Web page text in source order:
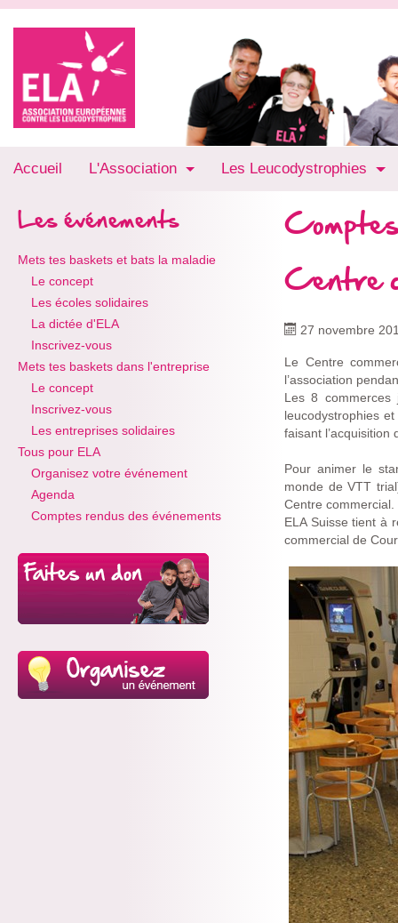
Accueil L'Association Les Leucodystrophies
Les événements
Mets tes baskets et bats la maladie
Le concept
Les écoles solidaires
La dictée d'ELA
Inscrivez-vous
Mets tes baskets dans l'entreprise
Le concept
Inscrivez-vous
Les entreprises solidaires
Tous pour ELA
Organisez votre événement
Agenda
Comptes rendus des événements
Centre
27 novembre
Le Centre
l’association
Les 8 commerces
leucodystrophies
faisant l’acquisition
Pour animer le
monde de VTT
Centre commercial.
ELA Suisse tient à
commercial de